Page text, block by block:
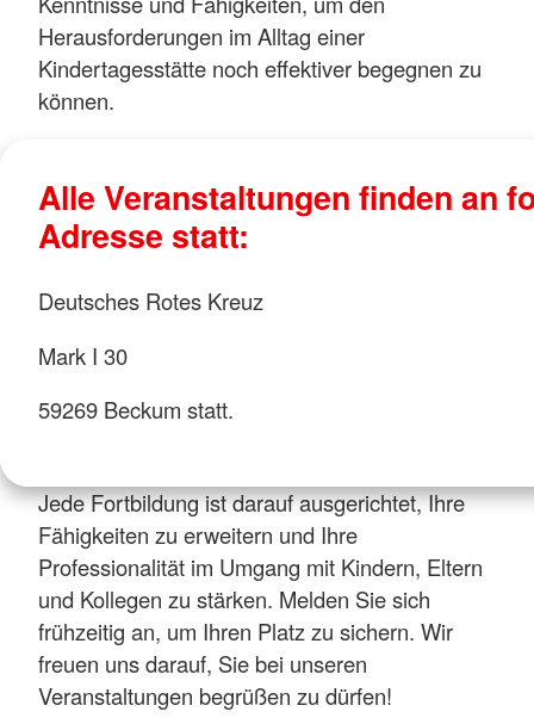
Herausforderungen im Alltag einer
Kindertagesstätte noch effektiver begegnen zu
können.
Alle Veranstaltungen finden an
Adresse statt:
Deutsches Rotes Kreuz
Mark I 30
59269 Beckum statt.
Jede Fortbildung ist darauf ausgerichtet, Ihre
Fähigkeiten zu erweitern und Ihre
Professionalität im Umgang mit Kindern, Eltern
und Kollegen zu stärken. Melden Sie sich
frühzeitig an, um Ihren Platz zu sichern. Wir
freuen uns darauf, Sie bei unseren
Veranstaltungen begrüßen zu dürfen!